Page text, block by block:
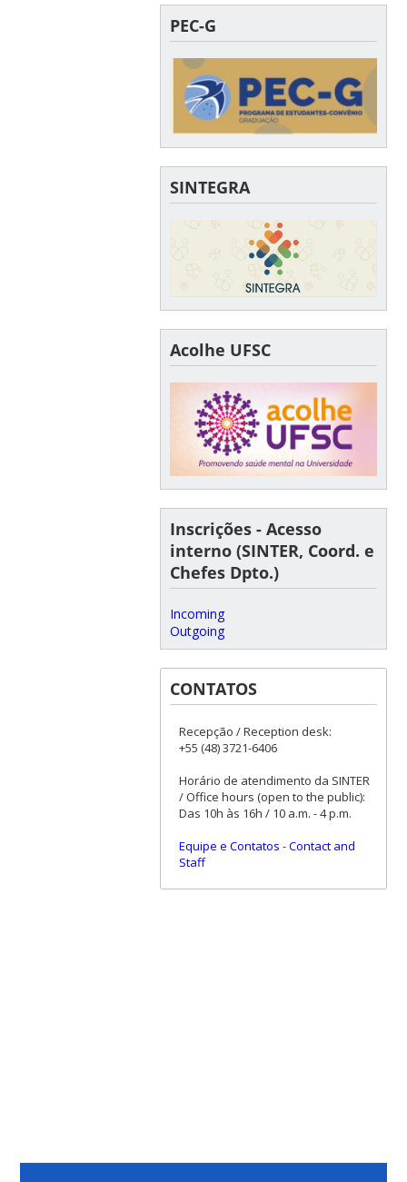
PEC-G
SINTEGRA
Acolhe UFSC
Inscrições - Acesso
interno (SINTER, Coord. e
Chefes Dpto.)
Incoming
Outgoing
CONTATOS
Recepção / Reception desk:
+55 (48) 3721-6406
Horário de atendimento da SINTER
/ Office hours (open to the public):
Das 10h às 16h / 10 a.m. - 4 p.m.
Equipe e Contatos -Contact and
Staff